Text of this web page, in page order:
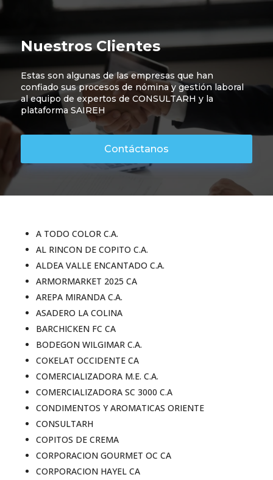
Nuestros Clientes
Estas son algunas de las empresas que han
confiado sus procesos de nómina y gestión laboral
al equipo de expertos de CONSULTARH y la
plataforma SAIREH
Contáctanos
A TODO COLOR C.A.
AL RINCON DE COPITO C.A.
ALDEA VALLE ENCANTADO C.A.
ARMORMARKET 2025 CA
AREPA MIRANDA C.A.
ASADERO LA COLINA
BARCHICKEN FC CA
BODEGON WILGIMAR C.A.
COKELAT OCCIDENTE CA
COMERCIALIZADORA M.E. C.A.
COMERCIALIZADORA SC 3000 C.A
CONDIMENTOS Y AROMATICAS ORIENTE
CONSULTARH
COPITOS DE CREMA
CORPORACION GOURMET OC CA
CORPORACION HAYEL CA